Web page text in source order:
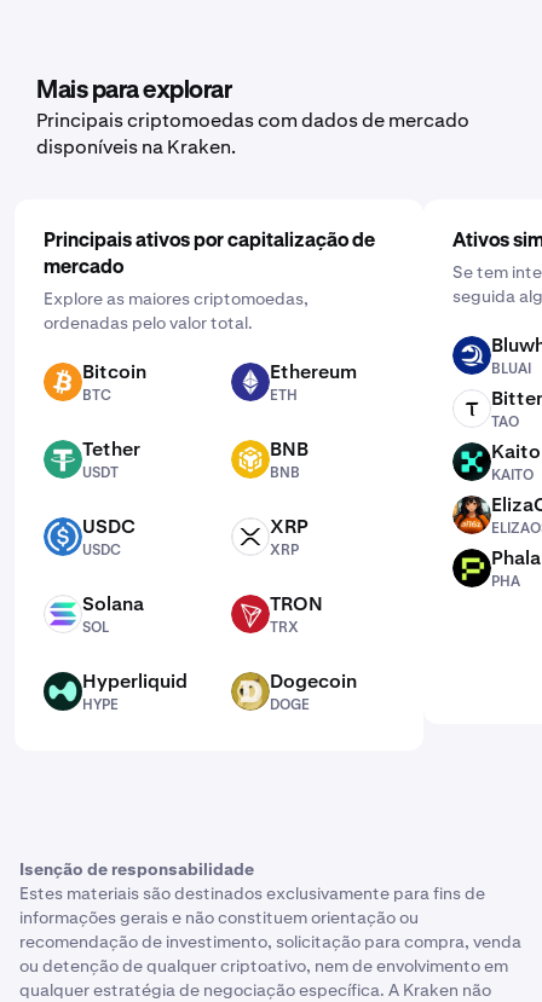
pretende adquirir. Em seguida, introduza o montante
que pretende comprar e selecione a frequência clicando
em "Uma vez" e escolhendo uma programação que
funcione para si: diária, semanal ou mensal.
Mais para explorar
Principais criptomoedas com dados de mercado
disponíveis na Kraken.
Principais ativos por capitalização de
mercado
Explore as maiores criptomoedas,
ordenadas pelo valor total.
BTC Bitcoin
BTC
ETH Ethereum
ETH
USDT Tether
USDT
BNB BNB
BNB
USDC USDC
USDC
XRP XRP
XRP
SOL Solana
SOL
TRX TRON
TRX
HYPE Hyperliquid
HYPE
DOGE Dogecoin
DOGE
Ativos
Se tem
seguida
BLUAI
BLUAI
TAO
TAO
KAITO Kaito
KAITO
ELIZAOS
PHA
PHA
Isenção de responsabilidade
Estes materiais são destinados exclusivamente para fins de
informações gerais e não constituem orientação ou
recomendação de investimento, solicitação para compra, venda
ou detenção de qualquer criptoativo, nem de envolvimento em
qualquer estratégia de negociação específica. A Kraken não